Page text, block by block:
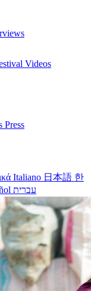
Videos
Press
Italiano 日本語 한
עברית